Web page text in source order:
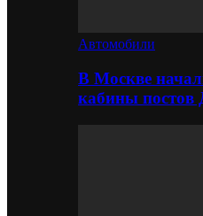
Автомобили
В Москве
кабины